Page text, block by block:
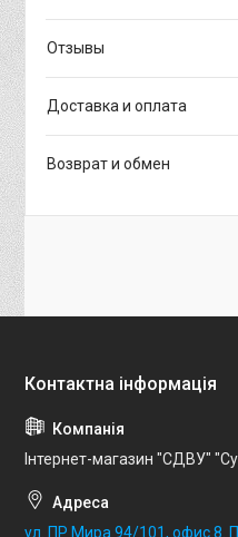
Отзывы
Доставка и оплата
Возврат и обмен
Інтернет-магазин "СДВУ"
ул. ПР Мира 94/101, офис 8.